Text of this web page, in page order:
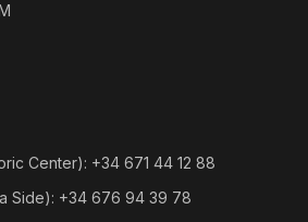
Center): +34 671 44 12 88
Side): +34 676 94 39 78